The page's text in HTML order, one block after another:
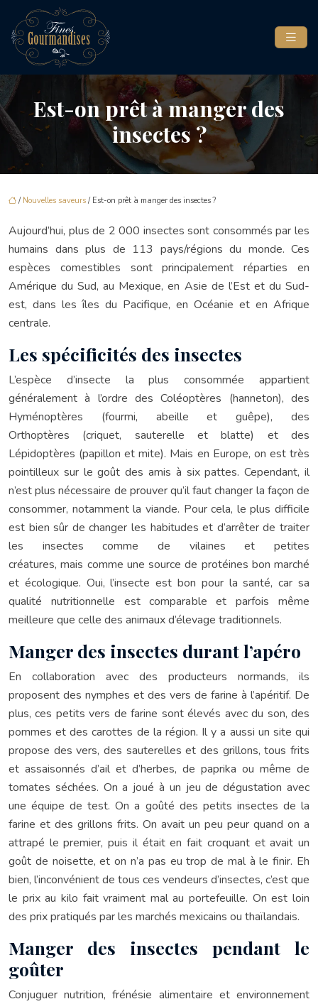
Est-on prêt à manger des
insectes ?
/ Nouvelles saveurs / Est-on prêt à manger des insectes ?
Aujourd’hui, plus de 2 000 insectes sont consommés par les
humains dans plus de 113 pays/régions du monde. Ces
espèces comestibles sont principalement réparties en
Amérique du Sud, au Mexique, en Asie de l’Est et du Sud-
est, dans les îles du Pacifique, en Océanie et en Afrique
centrale.
Les spécificités des insectes
L’espèce d’insecte la plus consommée appartient
généralement à l’ordre des Coléoptères (hanneton), des
Hyménoptères (fourmi, abeille et guêpe), des
Orthoptères (criquet, sauterelle et blatte) et des
Lépidoptères (papillon et mite). Mais en Europe, on est très
pointilleux sur le goût des amis à six pattes. Cependant, il
n’est plus nécessaire de prouver qu’il faut changer la façon de
consommer, notamment la viande. Pour cela, le plus difficile
est bien sûr de changer les habitudes et d’arrêter de traiter
les insectes comme de vilaines et petites
créatures, mais comme une source de protéines bon marché
et écologique. Oui, l’insecte est bon pour la santé, car sa
qualité nutritionnelle est comparable et parfois même
meilleure que celle des animaux d’élevage traditionnels.
Manger des insectes durant l’apéro
En collaboration avec des producteurs normands, ils
proposent des nymphes et des vers de farine à l’apéritif. De
plus, ces petits vers de farine sont élevés avec du son, des
pommes et des carottes de la région. Il y a aussi un site qui
propose des vers, des sauterelles et des grillons, tous frits
et assaisonnés d’ail et d’herbes, de paprika ou même de
tomates séchées. On a joué à un jeu de dégustation avec
une équipe de test. On a goûté des petits insectes de la
farine et des grillons frits. On avait un peu peur quand on a
attrapé le premier, puis il était en fait croquant et avait un
goût de noisette, et on n’a pas eu trop de mal à le finir. Eh
bien, l’inconvénient de tous ces vendeurs d’insectes, c’est que
le prix au kilo fait vraiment mal au portefeuille. On est loin
des prix pratiqués par les marchés mexicains ou thaïlandais.
Manger des insectes pendant le
goûter
Conjuguer nutrition, frénésie alimentaire et environnement